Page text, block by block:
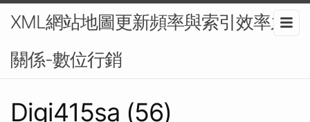
XML網站地圖更新頻率與索引效率之
關係-數位行銷
Digi415sa (56)